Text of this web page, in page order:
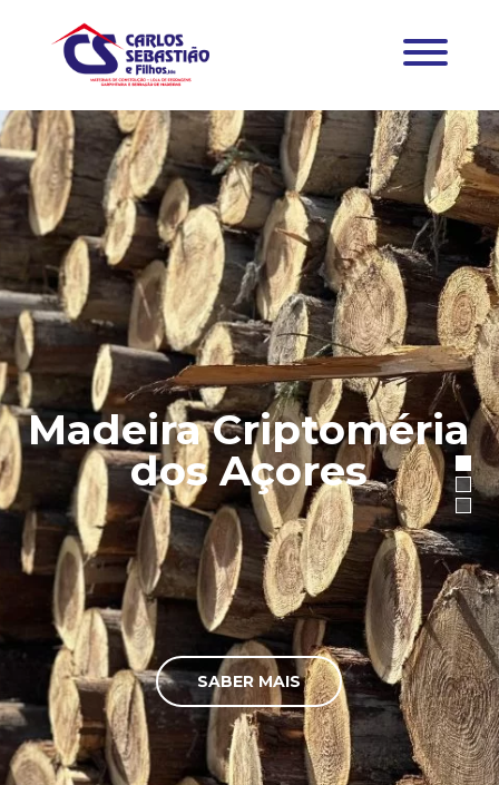
Madeira Criptoméria
dos Açores
SABER MAIS